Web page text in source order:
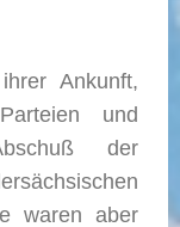
Ankunft,
und
der
waren aber